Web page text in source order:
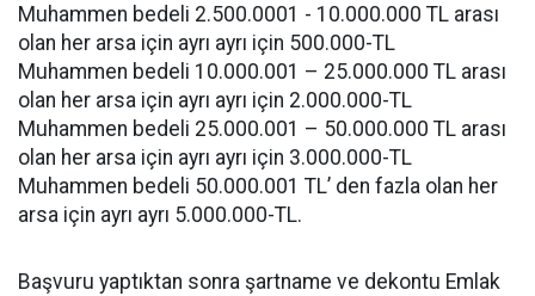
Muhammen bedeli 2.500.0001 - 10.000.000 TL arası
olan her arsa için ayrı ayrı için 500.000-TL
Muhammen bedeli 10.000.001 – 25.000.000 TL arası
olan her arsa için ayrı ayrı için 2.000.000-TL
Muhammen bedeli 25.000.001 – 50.000.000 TL arası
olan her arsa için ayrı ayrı için 3.000.000-TL
Muhammen bedeli 50.000.001 TL’ den fazla olan her
arsa için ayrı ayrı 5.000.000-TL.
Başvuru yaptıktan sonra şartname ve dekontu Emlak